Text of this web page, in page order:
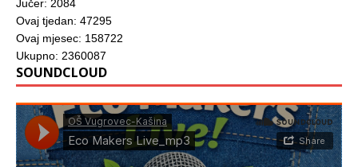
Jučer: 2084
Ovaj tjedan: 47295
Ovaj mjesec: 158722
Ukupno: 2360087
SOUNDCLOUD